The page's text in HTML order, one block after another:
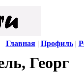
Главная| Профиль|
Георг